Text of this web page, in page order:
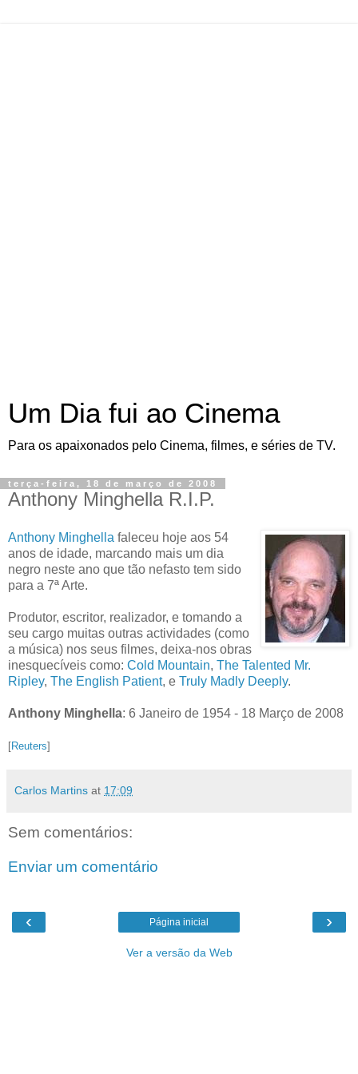
Um Dia fui ao Cinema
Para os apaixonados pelo Cinema, filmes, e séries de TV.
terça-feira, 18 de março de 2008
Anthony Minghella R.I.P.
Anthony Minghella faleceu hoje aos 54
anos de idade, marcando mais um dia
negro neste ano que tão nefasto tem sido
para a 7ª Arte.
Produtor, escritor, realizador, e tomando a
seu cargo muitas outras actividades (como
a música) nos seus filmes, deixa-nos obras
inesquecíveis como: Cold Mountain, The Talented Mr.
Ripley, The English Patient, e Truly Madly Deeply.
Anthony Minghella: 6 Janeiro de 1954 - 18 Março de 2008
[Reuters]
Carlos Martins at 17:09
Sem comentários:
Enviar um comentário
‹ ›
Página inicial
Ver a versão da Web